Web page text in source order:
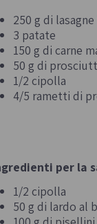
250 g di
3 patate
150 g di carne
50 g di
1/2 cipolla
4/5 rametti di
per la
1/2 cipolla
50 g di lardo al